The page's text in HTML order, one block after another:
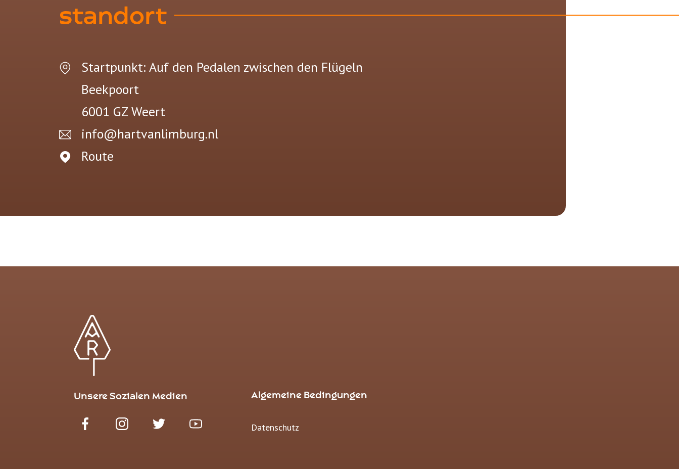
standort
Startpunkt: Auf den Pedalen zwischen den Flügeln
Beekpoort
6001 GZ Weert
info@hartvanlimburg.nl
Route
Unsere Sozialen Medien Algemeine Bedingungen
Datenschutz